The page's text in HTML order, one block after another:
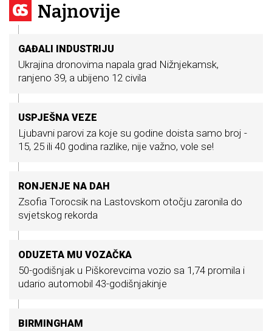
Najnovije
GAĐALI INDUSTRIJU
Ukrajina dronovima napala grad Nižnjekamsk,
ranjeno 39, a ubijeno 12 civila
USPJEŠNA VEZE
Ljubavni parovi za koje su godine doista samo broj -
15, 25 ili 40 godina razlike, nije važno, vole se!
RONJENJE NA DAH
Zsofia Torocsik na Lastovskom otočju zaronila do
svjetskog rekorda
ODUZETA MU VOZAČKA
50-godišnjak u Piškorevcima vozio sa 1,74 promila i
udario automobil 43-godišnjakinje
BIRMINGHAM